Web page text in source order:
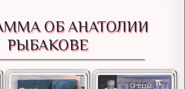
ОБ АНАТОЛИИ
РЫБАКОВЕ